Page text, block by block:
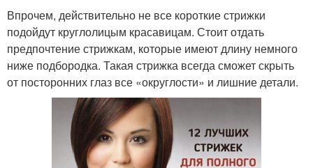
Впрочем, действительно не все короткие стрижки
подойдут круглолицым красавицам. Стоит отдать
предпочтение стрижкам, которые имеют длину немного
ниже подбородка. Такая стрижка всегда сможет скрыть
от посторонних глаз все «округлости» и лишние детали.